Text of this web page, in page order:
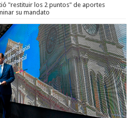
"restituir los 2 puntos" de aportes
su mandato